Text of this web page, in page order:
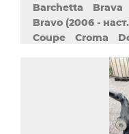
Barchetta
Brava
Bravo (2006 -
Coupe
Croma
Ducato (1981 -
Punto (1999 - 2009)
Punto (2005 -